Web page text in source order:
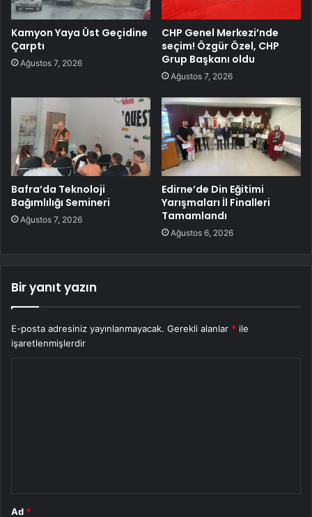
Kamyon Yaya Üst Geçidine
Çarptı
Ağustos 7, 2026
CHP Genel Merkezi’nde
seçim! Özgür Özel, CHP
Grup Başkanı oldu
Ağustos 7, 2026
Bafra’da Teknoloji
Bağımlılığı Semineri
Ağustos 7, 2026
Edirne’de Din Eğitimi
Yarışmaları İl Finalleri
Tamamlandı
Ağustos 6, 2026
Bir yanıt yazın
E-posta adresiniz yayınlanmayacak. Gerekli alanlar * ile
işaretlenmişlerdir
Ad *